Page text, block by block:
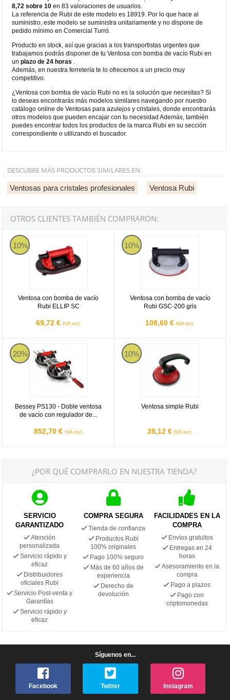
8,72 sobre 10 en 83 valoraciones de usuarios.
La referencia de Rubi de este modelo es 18919. Por lo que hace al
suministro, este modelo se suministra unitariamente y no dispone de
pedido mínimo en Comercial Turró.
Producto en stock, así que gracias a los transportistas urgentes que
trabajamos podrás disponer de tu Ventosa con bomba de vacío Rubi en
unplazo de 24 horas
Además, en nuestra ferretería te lo ofrecemos a un precio muy
competitivo.
¿Ventosa con bomba de vacío Rubi no es la solución que necesitas? Si
lo deseas encontrarás más modelos similares navegando por nuestro
catálogo online de Ventosas para azulejos y cristales, donde encontrarás
otros modelos que pueden encajar con tu necesidad Además, también
puedes encontrar todos los productos de la marca Rubi en su sección
correspondiente o utilizando el buscador.
DESCUBRE MÁS PRODUCTOS SIMILARES EN:
Ventosas para cristales profesionales Ventosa Rubi
OTROS CLIENTES TAMBIÉN COMPRARON:
10%
Ventosa con bomba de vacío
Rubi ELLIP SC
69,72 € IVA incl.
Ventosa con bomba de vacío Rubi ELLIP SC
10%
Ventosa con bomba de vacío
Rubi GSC-200 gris
108,60 € IVA incl.
Ventosa con bomba de vacío
20%
Bessey PS130 - Doble ventosa
de vacío con regulador de...
852,70 € IVA incl.
Bessey PS130 - Doble ventosa de vacío con regulador de
10%
Ventosa simple Rubi
28,12 € IVA incl.
Ventosa simple Rubi
¿POR QUÉ COMPRARLO EN NUESTRA TIENDA?
SERVICIO
GARANTIZADO
Atención
personalizada
Servicio rápido y
eficaz
Distribuidores
oficiales Rubi
Servicio Post-venta y
Garantías
Servicio rápido y
eficaz
COMPRA SEGURA
Tienda de confianza
Productos Rubi
100% originales
Pago 100% seguro
Más de 60 años de
experiencia
Derecho de
devolución
FACILIDADES EN LA
COMPRA
Envíos gratuitos
Entregas en 24
horas
Asesoramiento en la
compra
Pago a plazos
Pago con
criptomonedas
Síguenos en...
Facebook Twitter Instagram